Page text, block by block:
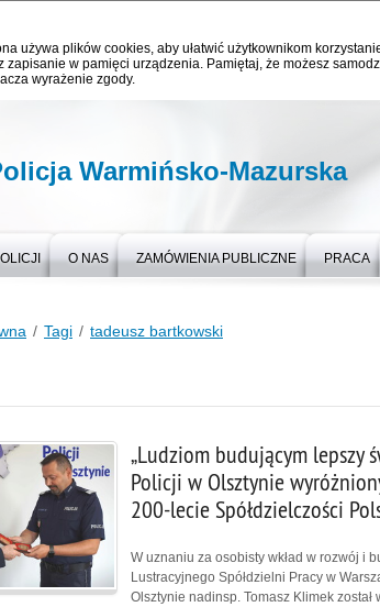
używa plików cookies, aby ułatwić użytkownikom
zapisanie w pamięci urządzenia. Pamiętaj, że możesz
wyrażenie zgody.
Warmińsko-Mazurska
O NAS ZAMÓWIENIA PUBLICZNE PRACA
Tagi tadeusz bartkowski
„Ludziom budującym lepszy
Policji w Olsztynie
200-lecie Spółdzielczości
W uznaniu za osobisty wkład w rozwój i
Lustracyjnego Spółdzielni Pracy w
Olsztynie nadinsp. Tomasz Klimek